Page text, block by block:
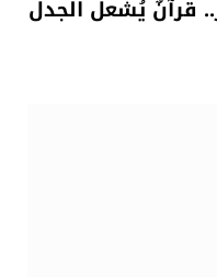
قرآنٌ يُشعل الجدل